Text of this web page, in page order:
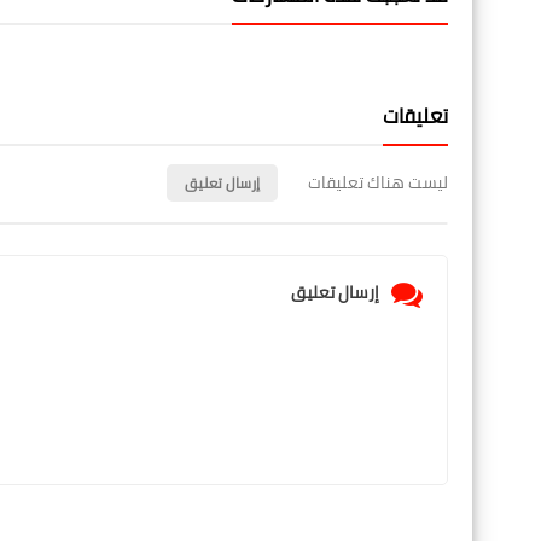
تعليقات
ليست هناك تعليقات إرسال تعليق
إرسال تعليق